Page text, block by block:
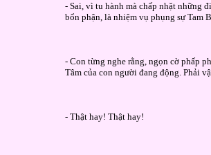
- Sai, vì tu hành mà chấp nhặt những
bổn phận, là nhiệm vụ phụng sự Tam
- Con từng nghe rằng, ngọn cờ phấp
Tâm của con người đang động. Phải
- Thật hay! Thật hay!